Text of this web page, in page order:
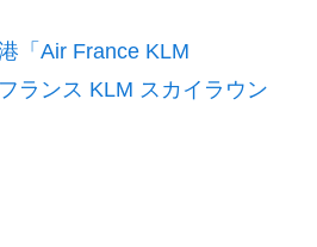
「Air France KLM
ランス KLM スカイラウン